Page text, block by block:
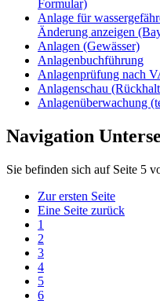
Formular)
Anlage für
Änderung anzeigen
Anlagen (Gewässer)
Anlagenbuchführung
Anlagenprüfung nach
Anlagenschau
Anlagenüberwachung
Navigation
Sie befinden sich auf Seite 5
Zur ersten Seite
Eine Seite zurück
1
2
3
4
5
6